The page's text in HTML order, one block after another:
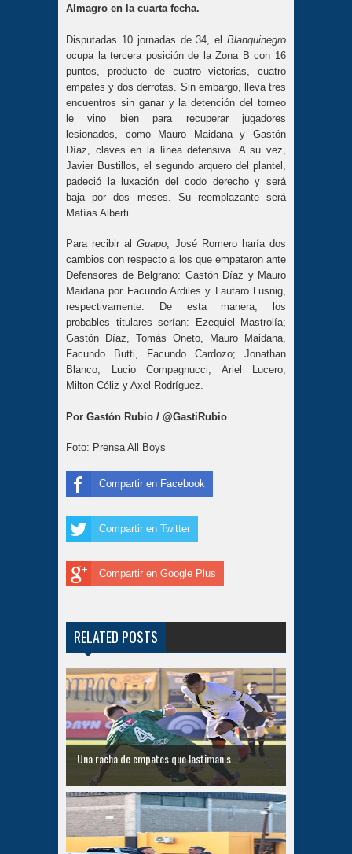
Almagro en la cuarta fecha.
Disputadas 10 jornadas de 34, el Blanquinegro
ocupa la tercera posición de la Zona B con 16
puntos, producto de cuatro victorias, cuatro
empates y dos derrotas. Sin embargo, lleva tres
encuentros sin ganar y la detención del torneo
le vino bien para recuperar jugadores
lesionados, como Mauro Maidana y Gastón
Díaz, claves en la línea defensiva. A su vez,
Javier Bustillos, el segundo arquero del plantel,
padeció la luxación del codo derecho y será
baja por dos meses. Su reemplazante será
Matías Alberti.
Para recibir alGuapo, José Romero haría dos
cambios con respecto a los que empataron ante
Defensores de Belgrano: Gastón Díaz y Mauro
Maidana por Facundo Ardiles y Lautaro Lusnig,
respectivamente. De esta manera, los
probables titulares serían: Ezequiel Mastrolía;
Gastón Díaz, Tomás Oneto, Mauro Maidana,
Facundo Butti, Facundo Cardozo; Jonathan
Blanco, Lucio Compagnucci, Ariel Lucero;
Milton Céliz y Axel Rodríguez.
Por Gastón Rubio / @GastiRubio
Foto: Prensa All Boys
Compartir en Facebook
Compartir en Twitter
Compartir en Google Plus
RELATED POSTS
Una racha de empates que lastiman s...